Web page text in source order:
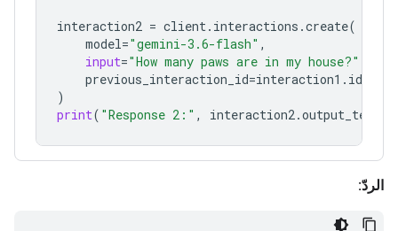
interaction2 = client. interactions .create(
model="gemini-3.6-flash" ,
input="How many paws are in my house?"
previous_interaction_id=interaction1 . id
)
print( "Response 2:" , interaction2.output_text
الردّ: